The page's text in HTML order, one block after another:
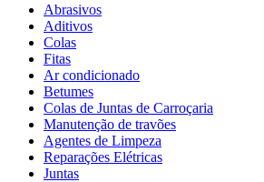
Abrasivos
Aditivos
Colas
Fitas
Ar condicionado
Betumes
Colas de Juntas de Carroçaria
Manutenção de travões
Agentes de Limpeza
Reparações Elétricas
Juntas